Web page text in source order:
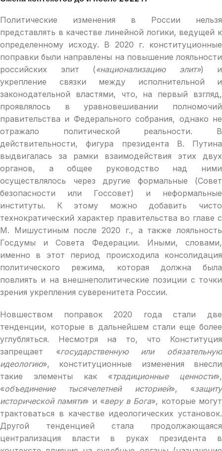
Политические изменения в России нельзя
представлять в качестве линейной логики, ведущей к
определенному исходу. В 2020 г. конституционные
поправки были направлены на повышение лояльности
российских элит («национализацию элит») и
укрепление связки между исполнительной и
законодательной властями, что, на первый взгляд,
проявлялось в уравновешивании полномочий
правительства и Федерального собрания, однако не
отражало политической реальности. В
действительности, фигура президента В. Путина
выдвигалась за рамки взаимодействия этих двух
органов, а общее руководство над ними
осуществлялось через другие формальные (Совет
безопасности или Госсовет) и неформальные
институты. К этому можно добавить чисто
технократический характер правительства во главе с
М. Мишустиным после 2020 г., а также лояльность
Госдумы и Совета Федерации. Иными, словами,
именно в этот период происходила консолидация
политического режима, которая должна была
повлиять и на внешнеполитические позиции с точки
зрения укрепления суверенитета России.
Новшеством поправок 2020 года стали две
тенденции, которые в дальнейшем стали еще более
углубляться. Несмотря на то, что Конституция
запрещает «государственную или обязательную
идеологию», конституционные изменения внесли
такие элементы как «традиционные ценности»,
«объединение тысячелетней историей», «защиту
исторической памяти» и «веру в Бога», которые могут
трактоваться в качестве идеологических установок.
Другой тенденцией стала продолжающаяся
централизация власти в руках президента в